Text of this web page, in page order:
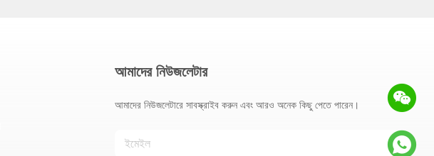
আমাদের নিউজলেটার
আমাদের নিউজলেটারে সাবস্ক্রাইব করুন এবং আরও অনেক কিছু পেতে পারেন।